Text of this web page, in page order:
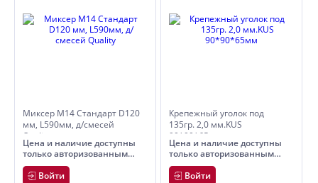
Миксер M14 Стандарт D120
мм, L590мм, д/смесей
Quality
Цена и наличие доступны
только авторизованным
пользователям
Войти
Крепежный уголок под
135гр. 2,0 мм.KUS
90*90*65мм
Цена и наличие доступны
только авторизованным
пользователям
Войти